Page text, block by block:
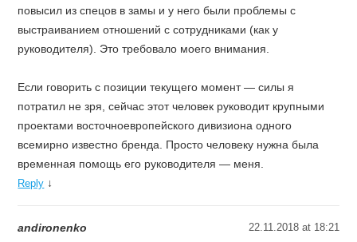
повысил из спецов в замы и у него были проблемы с
выстраиванием отношений с сотрудниками (как у
руководителя). Это требовало моего внимания.
Если говорить с позиции текущего момент — силы я
потратил не зря, сейчас этот человек руководит крупными
проектами восточноевропейского дивизиона одного
всемирно известно бренда. Просто человеку нужна была
временная помощь его руководителя — меня.
Reply ↓
andironenko 22.11.2018 at 18:21